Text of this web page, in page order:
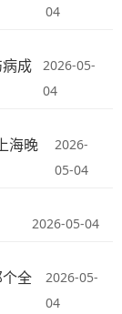
04
成
2026-05-
04
海晚
2026-
05-04
2026-05-04
全
2026-05-
04